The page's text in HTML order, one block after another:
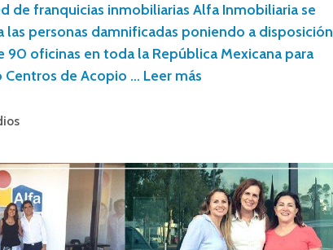
de franquicias inmobiliarias Alfa Inmobiliaria se
las personas damnificadas poniendo a disposición
90 oficinas en toda la República Mexicana para
de Acopio … Leer más